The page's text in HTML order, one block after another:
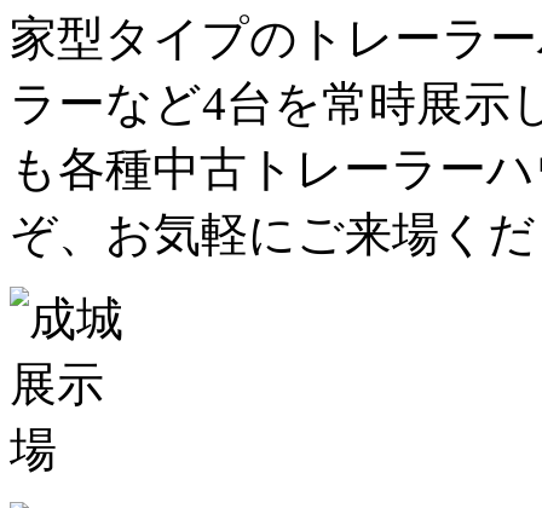
家型タイプのトレーラ
ラーなど4台を常時展示
も各種中古トレーラー
ぞ、お気軽にご来場く